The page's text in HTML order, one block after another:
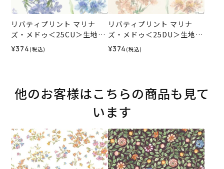
リバティプリント マリナ
ズ・メドゥ＜25CU＞生地
（リバティ・ファブリック
ス）2025SS
¥374 (税込)
リバティプリント マリナ
ズ・メドゥ＜25DU＞生地
（リバティ・ファブリック
ス）2025SS
¥374 (税込)
他のお客様はこちらの商品も見て
います